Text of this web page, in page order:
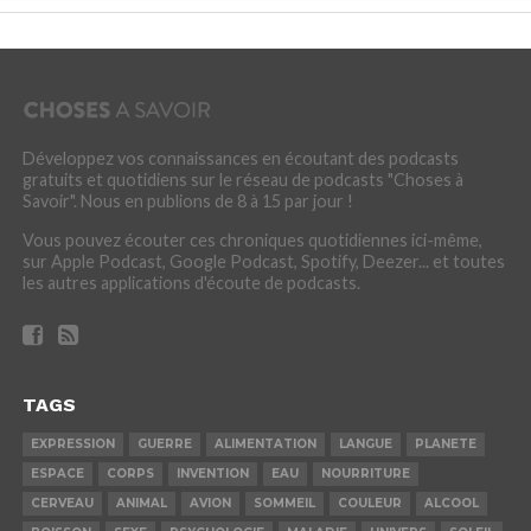
Développez vos connaissances en écoutant des podcasts
gratuits et quotidiens sur le réseau de podcasts "Choses à
Savoir". Nous en publions de 8 à 15 par jour !
Vous pouvez écouter ces chroniques quotidiennes ici-même,
sur Apple Podcast, Google Podcast, Spotify, Deezer... et toutes
les autres applications d'écoute de podcasts.
TAGS
EXPRESSION GUERRE ALIMENTATION LANGUE
PLANETE
ESPACE
CORPS INVENTION EAU
NOURRITURE
CERVEAU
ANIMAL AVION SOMMEIL COULEUR
ALCOOL